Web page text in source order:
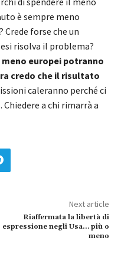
è sempre meno
forse che un
risolva il problema?
europei potranno
credo che il risultato
caleranno perché ci
a chi rimarrà a
Next article
Riaffermata la libertà di
espressione negli Usa… più o
meno